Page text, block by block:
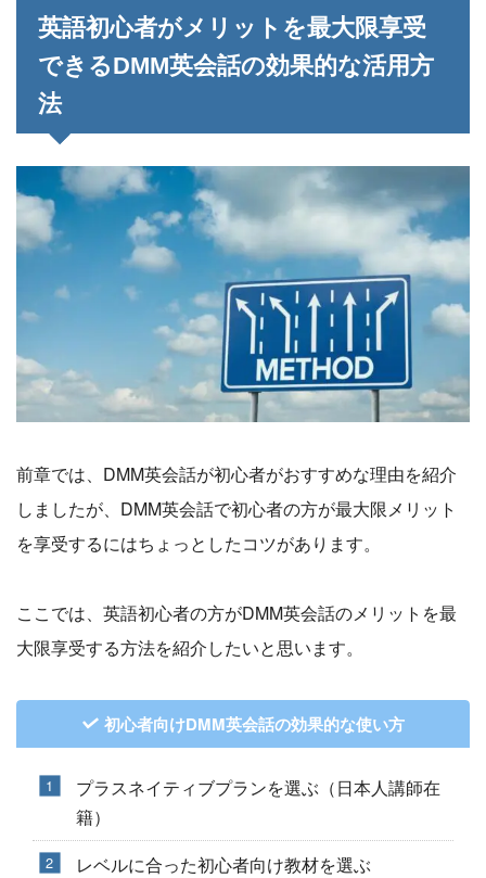
英語初心者がメリットを最大限享受
できるDMM英会話の効果的な活用方
法
前章では、DMM英会話が初心者がおすすめな理由を紹介
しましたが、DMM英会話で初心者の方が最大限メリット
を享受するにはちょっとしたコツがあります。
ここでは、英語初心者の方がDMM英会話のメリットを最
大限享受する方法を紹介したいと思います。
初心者向けDMM英会話の効果的な使い方
プラスネイティブプランを選ぶ（日本人講師在
籍）
レベルに合った初心者向け教材を選ぶ